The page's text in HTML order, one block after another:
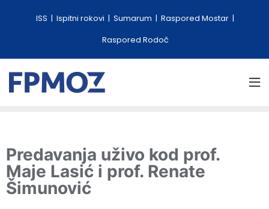
ISS Ispitni rokovi Sumarum
Raspored Mostar
Raspored Rodoč
Predavanja uživo kod prof.
Maje Lasić i prof. Renate
Šimunović